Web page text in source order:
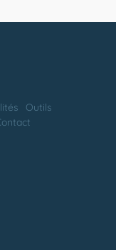
Outils